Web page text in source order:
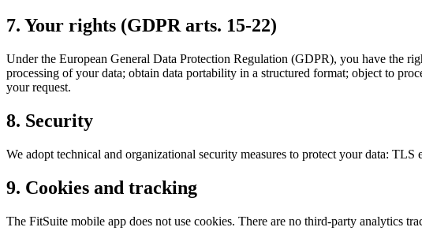
7. Your rights (GDPR arts. 15-22)
Under the European General Data Protection Regulation (GDPR), you have the
processing of your data; obtain data portability in a structured format; object to
your request.
8. Security
We adopt technical and organizational security measures to protect your data:
9. Cookies and tracking
The FitSuite mobile app does not use cookies. There are no third-party analytics